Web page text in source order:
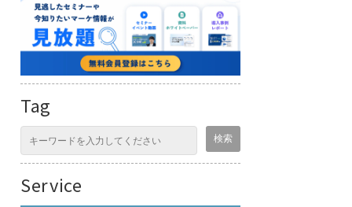
Tag
Service